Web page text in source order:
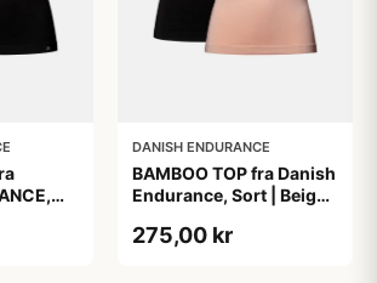
DANISH ENDURANCE
BAMBOO TOP fra Danish
Endurance, Sort | Beige,
Komfortabel og
275,00 kr